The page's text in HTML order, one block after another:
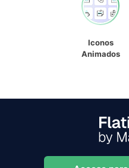
Iconos
Animados